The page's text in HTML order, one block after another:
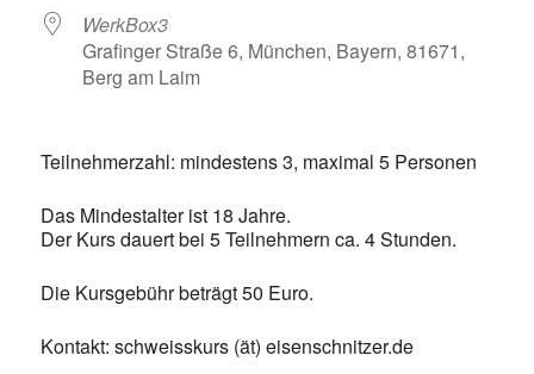
WerkBox3
Grafinger Straße 6, München, Bayern, 81671,
Berg am Laim
Teilnehmerzahl: mindestens 3, maximal 5 Personen
Das Mindestalter ist 18 Jahre.
Der Kurs dauert bei 5 Teilnehmern ca. 4 Stunden.
Die Kursgebühr beträgt 50 Euro.
Kontakt: schweisskurs (ät) eisenschnitzer.de